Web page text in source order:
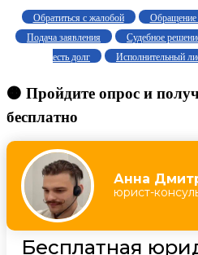
Обратиться с жалобой Обращение
Подача заявления
Судебное
есть долг
Исполнительный
🟠 Пройдите опрос и
бесплатно